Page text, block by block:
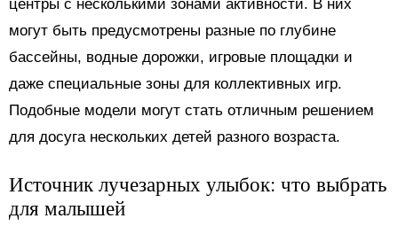
центры с несколькими зонами активности. В них
могут быть предусмотрены разные по глубине
бассейны, водные дорожки, игровые площадки и
даже специальные зоны для коллективных игр.
Подобные модели могут стать отличным решением
для досуга нескольких детей разного возраста.
Источник лучезарных улыбок: что выбрать
для малышей